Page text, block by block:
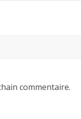
commentaire.